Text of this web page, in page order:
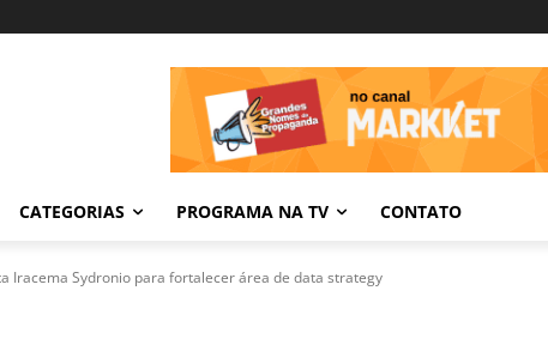
CATEGORIAS PROGRAMA NA TV CONTATO
Iracema Sydronio para fortalecer área de data strategy